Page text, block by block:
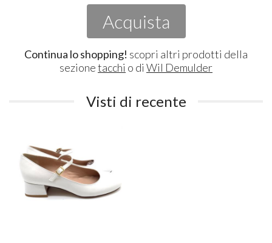
Acquista
Continua lo shopping! scopri altri prodotti della
sezionetacchi o di Wil Demulder
Visti di recente